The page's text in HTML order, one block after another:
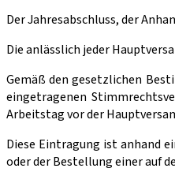
Der Jahresabschluss, der
Die anlässlich jeder
Gemäß den gesetzlichen
eingetragenen
Arbeitstag vor der
Diese Eintragung ist anhand
oder der Bestellung einer auf